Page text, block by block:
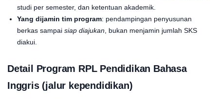
studi per semester, dan ketentuan akademik.
Yang dijamin tim program: pendampingan penyusunan
berkas sampai siap diajukan , bukan menjamin jumlah SKS
diakui.
Detail Program RPL Pendidikan Bahasa
Inggris(jalur kependidikan)